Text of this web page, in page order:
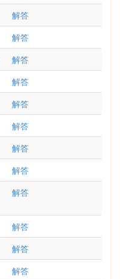
解答
解答
解答
解答
解答
解答
解答
解答
解答
解答
解答
解答